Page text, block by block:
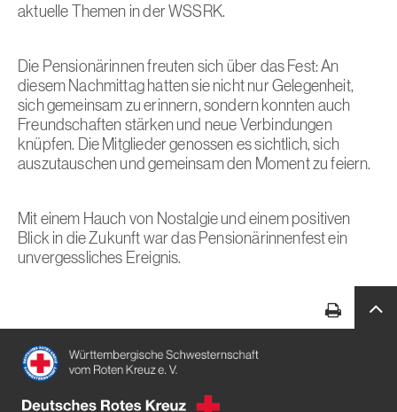
aktuelle Themen in der WSSRK.
Die Pensionärinnen freuten sich über das Fest: An
diesem Nachmittag hatten sie nicht nur Gelegenheit,
sich gemeinsam zu erinnern, sondern konnten auch
Freundschaften stärken und neue Verbindungen
knüpfen. Die Mitglieder genossen es sichtlich, sich
auszutauschen und gemeinsam den Moment zu feiern.
Mit einem Hauch von Nostalgie und einem positiven
Blick in die Zukunft war das Pensionärinnenfest ein
unvergessliches Ereignis.